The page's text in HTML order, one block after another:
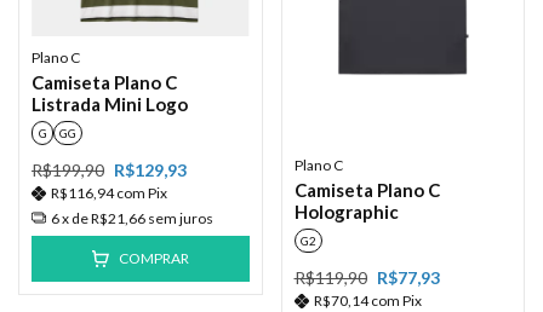
Plano C
Camiseta Plano C
Listrada Mini Logo
G GG
R$199,90 R$129,93
R$116,94com Pix
6x deR$21,66 sem juros
COMPRAR
Plano C
Camiseta Plano C
Holographic
G2
R$119,90 R$77,93
R$70,14com Pix